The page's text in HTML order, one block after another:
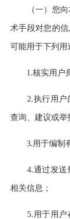
（一）您向
术手段对您的
可能用于下列用
1.核实用户身
2.执行用户的
查询、建议或举
3.用于编制有
4.通过发送短
相关信息；
5.用于用户在